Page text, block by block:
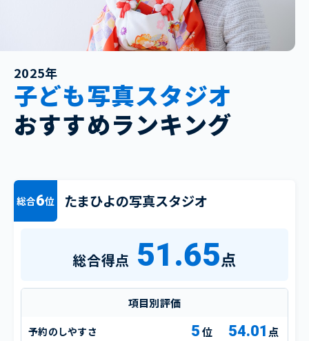
2025年
子ども写真スタジオ
おすすめランキング
総合6位 たまひよの写真スタジオ
総合得点 51.65点
項目別評価
予約のしやすさ 5 54.01 点